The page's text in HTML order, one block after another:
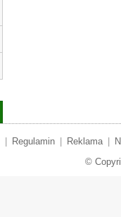
Regulamin Reklama
©